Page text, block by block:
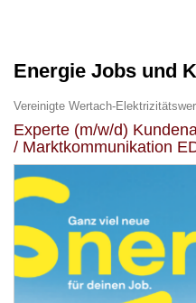
Energie Jobs und
Vereinigte Wertach-
Experte (m/w/d)
/ Marktkommunikation